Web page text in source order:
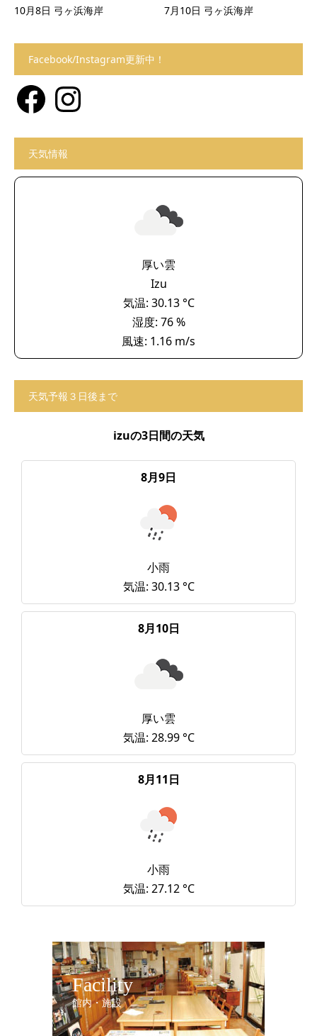
10月8日 弓ヶ浜海岸 7月10日 弓ヶ浜海岸
Facebook/Instagram更新中！
FacebookInstagram
天気情報
厚い雲
Izu
気温: 30.13 °C
湿度: 76 %
風速: 1.16 m/s
天気予報３日後まで
izuの3日間の天気
8月9日
小雨
気温: 30.13 °C
8月10日
厚い雲
気温: 28.99 °C
8月11日
小雨
気温: 27.12 °C
Facility
館内・施設